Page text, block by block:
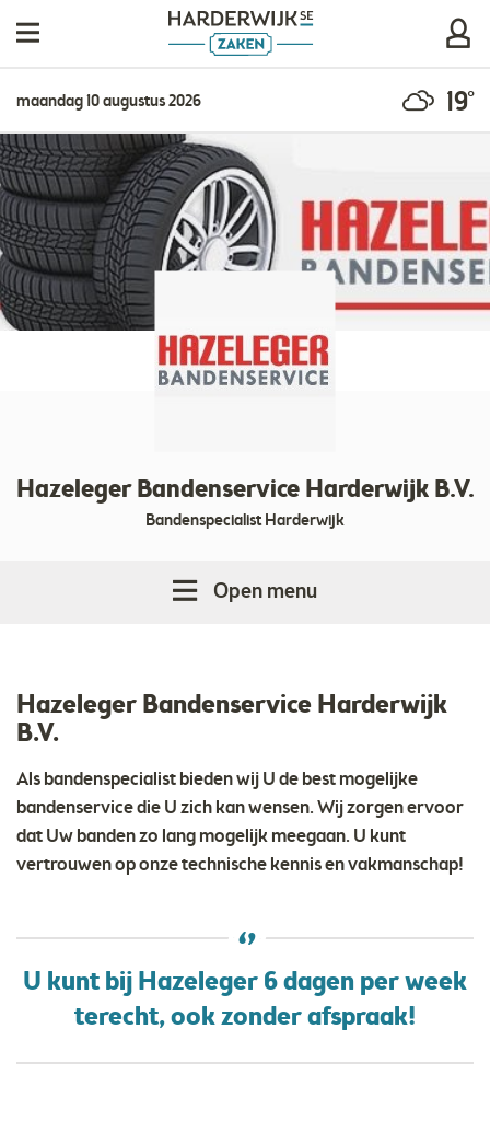
maandag 10 augustus 2026 19°
Hazeleger Bandenservice Harderwijk B.V.
Bandenspecialist Harderwijk
Open menu
Hazeleger Bandenservice Harderwijk
B.V.
Als bandenspecialist bieden wij U de best mogelijke
bandenservice die U zich kan wensen. Wij zorgen ervoor
dat Uw banden zo lang mogelijk meegaan. U kunt
vertrouwen op onze technische kennis en vakmanschap!
U kunt bij Hazeleger 6 dagen per week
terecht, ook zonder afspraak!